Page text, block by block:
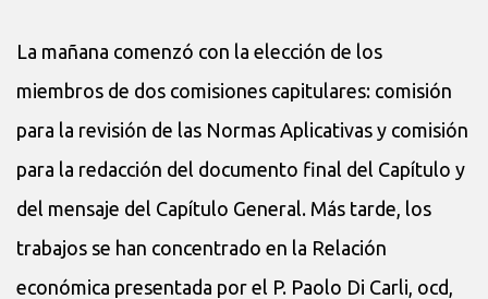
La mañana comenzó con la elección de los
miembros de dos comisiones capitulares: comisión
para la revisión de las Normas Aplicativas y comisión
para la redacción del documento final del Capítulo y
del mensaje del Capítulo General. Más tarde, los
trabajos se han concentrado en la Relación
económica presentada por el P. Paolo Di Carli, ocd,